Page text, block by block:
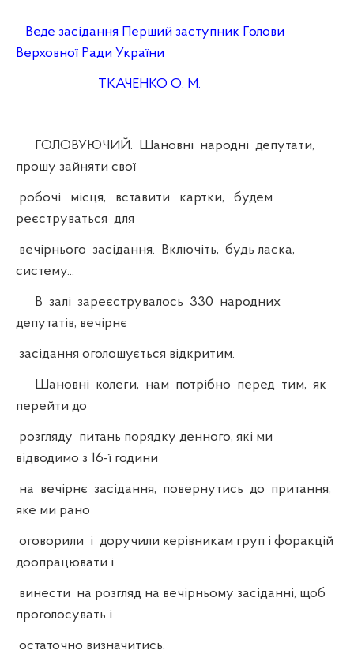
Веде засідання Перший заступник Голови
Верховної Ради України
ТКАЧЕНКО О. М.
ГОЛОВУЮЧИЙ. Шановні народні депутати,
прошу зайняти свої
робочі місця, вставити картки, будем
реєструваться для
вечірнього засідання. Включіть, будь ласка,
систему...
В залі зареєструвалось 330 народних
депутатів, вечірнє
засідання оголошується відкритим.
Шановні колеги, нам потрібно перед тим, як
перейти до
розгляду питань порядку денного, які ми
відводимо з 16-ї години
на вечірнє засідання, повернутись до притання,
яке ми рано
оговорили і доручили керівникам груп і форакцій
доопрацювати і
винести на розгляд на вечірньому засіданні, щоб
проголосувать і
остаточно визначитись.